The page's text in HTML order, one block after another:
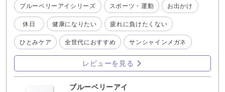
眼でスポーツを楽しめている、そんな私の必需品ですね。
ブルーベリーアイシリーズ スポーツ・運動 お出かけ
休日 健康になりたい 疲れに負けたくない
ひとみケア 全世代におすすめ サンシャインメガネ
レビューを見る
ブルーベリーアイ